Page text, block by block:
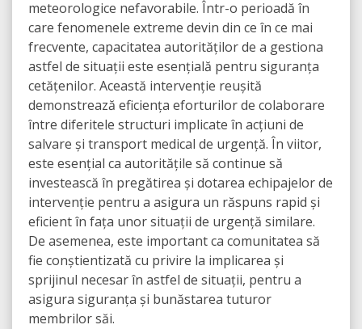
meteorologice nefavorabile. Într-o perioadă în
care fenomenele extreme devin din ce în ce mai
frecvente, capacitatea autorităților de a gestiona
astfel de situații este esențială pentru siguranța
cetățenilor. Această intervenție reușită
demonstrează eficiența eforturilor de colaborare
între diferitele structuri implicate în acțiuni de
salvare și transport medical de urgență. În viitor,
este esențial ca autoritățile să continue să
investească în pregătirea și dotarea echipajelor de
intervenție pentru a asigura un răspuns rapid și
eficient în fața unor situații de urgență similare.
De asemenea, este important ca comunitatea să
fie conștientizată cu privire la implicarea și
sprijinul necesar în astfel de situații, pentru a
asigura siguranța și bunăstarea tuturor
membrilor săi.